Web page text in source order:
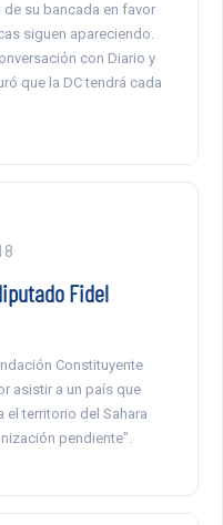
su bancada en favor
siguen apareciendo.
con Diario y
que la DC tendrá cada
Fidel
Constituyente
asistir a un país que
el territorio del Sahara
pendiente”.